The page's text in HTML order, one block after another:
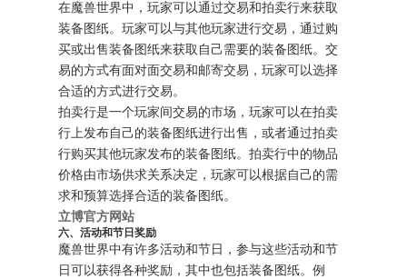
在魔兽世界中，玩家可以通过交易和拍卖行来获取
装备图纸。玩家可以与其他玩家进行交易，通过购
买或出售装备图纸来获取自己需要的装备图纸。交
易的方式有面对面交易和邮寄交易，玩家可以选择
合适的方式进行交易。
拍卖行是一个玩家间交易的市场，玩家可以在拍卖
行上发布自己的装备图纸进行出售，或者通过拍卖
行购买其他玩家发布的装备图纸。拍卖行中的物品
价格由市场供求关系决定，玩家可以根据自己的需
求和预算选择合适的装备图纸。
立博官方网站
六、活动和节日奖励
魔兽世界中有许多活动和节日，参与这些活动和节
日可以获得各种奖励，其中也包括装备图纸。例